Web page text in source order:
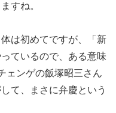
すね。
は初めてですが、「新
っているので、ある意味
ェンゲの飯塚昭三さん
て、まさに弁慶という